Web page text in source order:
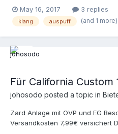
Gespräch oder doch
sich eine Meinung zu bilden, da
optimale Lösung zur
wert, so unverfälschte Videos
hier hin, dass jeder der keinen
Maschine hat, ein Video einstellt
einen einigermaßen ordentlichen
May 16, 2017 3 replies
klang auspuff (and 1 more)
Für California Custom
johosodo posted a topic in
Zard Anlage mit OVP und EG
Versandkosten 7,99€ versichert